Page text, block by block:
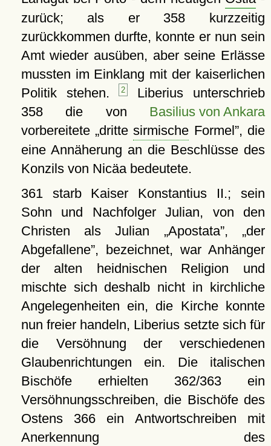
zurück; als er 358 kurzzeitig
zurückkommen durfte, konnte er nun sein
Amt wieder ausüben, aber seine Erlässe
mussten im Einklang mit der kaiserlichen
Politik stehen. 2
Liberius unterschrieb
358 die von Basilius von Ankara
vorbereitete drittesirmische Formel , die
eine Annäherung an die Beschlüsse des
Konzils von Nicäa bedeutete.
361 starb Kaiser Konstantius II.; sein
Sohn und Nachfolger Julian, von den
Christen als Julian
Apostata ,
der
Abgefallene , bezeichnet, war Anhänger
der alten heidnischen Religion und
mischte sich deshalb nicht in kirchliche
Angelegenheiten ein, die Kirche konnte
nun freier handeln, Liberius setzte sich für
die Versöhnung der verschiedenen
Glaubenrichtungen ein. Die italischen
Bischöfe erhielten 362/363 ein
Versöhnungsschreiben, die Bischöfe des
Ostens 366 ein Antwortschreiben mit
Anerkennung des